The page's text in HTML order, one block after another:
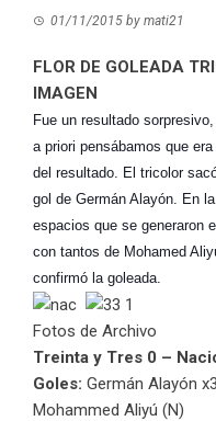
01/11/2015 by mati21
FLOR DE GOLEADA
IMAGEN
Fue un resultado
a priori pensábamos que
del resultado. El tricolor
gol de Germán Alayón. En
espacios que se generaron
con tantos de Mohamed
confirmó la goleada.
Fotos de Archivo
Treinta y Tres 0 –
Goles: Germán Alayón
Mohammed Aliyú (N)